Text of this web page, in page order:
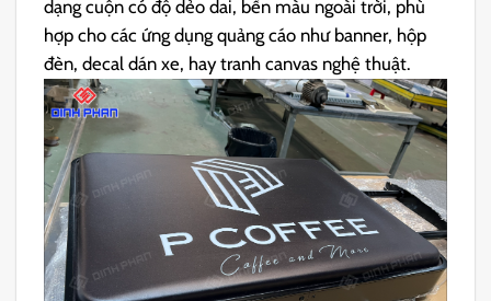
dạng cuộn có độ dẻo dai, bền màu ngoài trời, phù
hợp cho các ứng dụng quảng cáo như banner, hộp
đèn, decal dán xe, hay tranh canvas nghệ thuật.